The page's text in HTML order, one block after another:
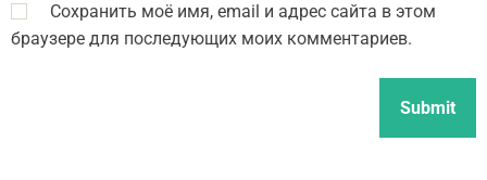
Сохранить моё имя, email и адрес сайта в этом
браузере для последующих моих комментариев.